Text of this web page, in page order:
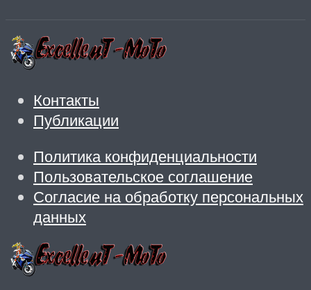
Контакты
Публикации
Политика конфиденциальности
Пользовательское соглашение
Согласие на обработку персональных
данных